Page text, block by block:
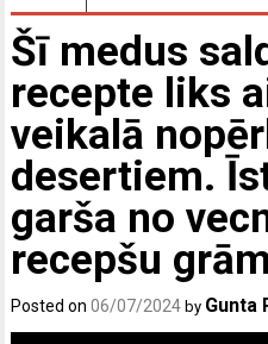
Šī medus
recepte liks
veikalā
desertiem.
garša no
recepšu
Posted on06/07/2024 by Gunta